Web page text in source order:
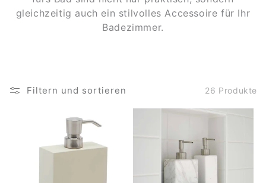
gleichzeitig auch ein stilvolles Accessoire für Ihr
Badezimmer.
Filtern und sortieren 26 Produkte